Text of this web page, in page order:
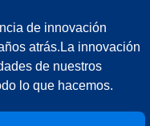
de innovación
atrás.La innovación
de nuestros
lo que hacemos.